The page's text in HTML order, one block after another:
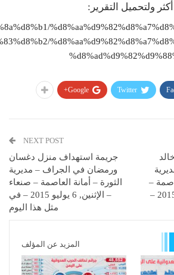
ولتحميل التقرير:
Twitter
Google+
–
صنعاء – الأحد, 5 يوليو 2015 –
NEXT POST
جريمة استهداف منزل دغسان
ورمضان في الجراف – مديرية
الثورة – أمانة العاصمة – صنعاء
– الإثنين, 6 يوليو 2015 – في
مثل هذا اليوم
المزيد عن المؤلف